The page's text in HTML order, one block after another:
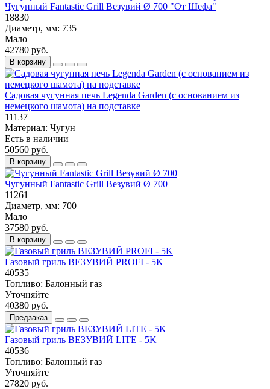
Чугунный Fantastic Grill Везувий Ø 700 "От Шефа"
18830
Диаметр, мм: 735
Мало
42780 руб.
В корзину
Садовая чугунная печь Legenda Garden (с основанием из
немецкого шамота) на подставке
11137
Материал: Чугун
Есть в наличии
50560 руб.
В корзину
Чугунный Fantastic Grill Везувий Ø 700
11261
Диаметр, мм: 700
Мало
37580 руб.
В корзину
Газовый гриль ВЕЗУВИЙ PROFI - 5K
40535
Топливо: Балонный газ
Уточняйте
40380 руб.
Предзаказ
Газовый гриль ВЕЗУВИЙ LITE - 5K
40536
Топливо: Балонный газ
Уточняйте
27820 руб.